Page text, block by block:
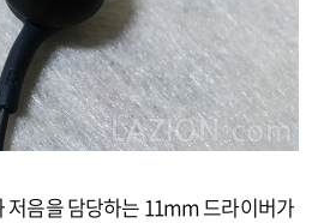
음을 담당하는 11mm 드라이버가